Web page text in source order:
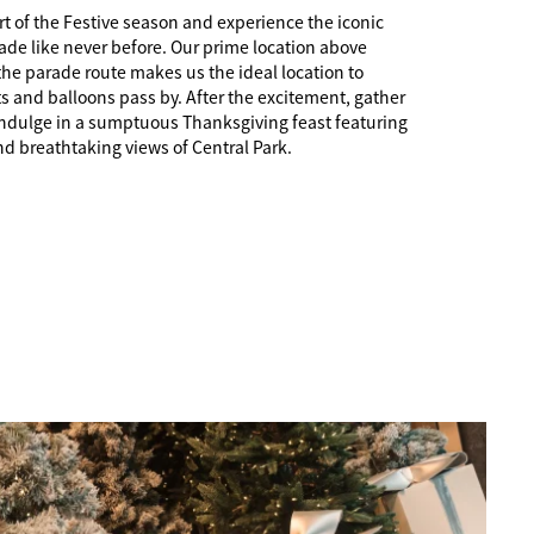
of the Festive season and experience the iconic
like never before. Our prime location above
parade route makes us the ideal location to
and balloons pass by. After the excitement, gather
in a sumptuous Thanksgiving feast featuring
breathtaking views of Central Park.